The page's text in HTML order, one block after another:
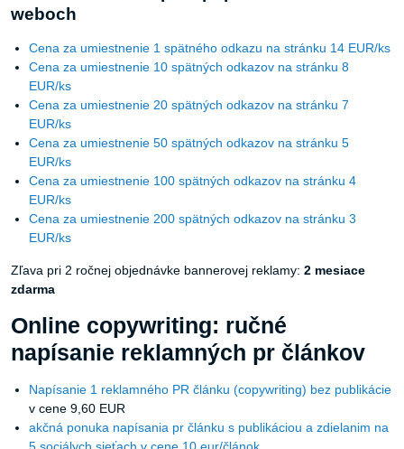
Cena za umiestnenie 1 spätného odkazu na stránku 14 EUR/ks
Cena za umiestnenie 10 spätných odkazov na stránku 8
EUR/ks
Cena za umiestnenie 20 spätných odkazov na stránku 7
EUR/ks
Cena za umiestnenie 50 spätných odkazov na stránku 5
EUR/ks
Cena za umiestnenie 100 spätných odkazov na stránku 4
EUR/ks
Cena za umiestnenie 200 spätných odkazov na stránku 3
EUR/ks
Zľava pri 2 ročnej objednávke bannerovej reklamy:
zdarma
Online copywriting: ručné
napísanie reklamných pr článkov
Napísanie 1 reklamného PR článku (copywriting) bez publikácie
v cene 9,60 EUR
akčná ponuka napísania pr článku s publikáciou a zdielanim na
5 sociálych sieťach v cene 10 eur/článok
Napísanie 1 reklamného PR článku (copywriting) s